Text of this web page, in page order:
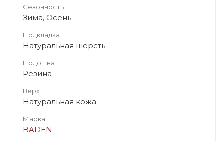
Сезонность
Зима, Осень
Подкладка
Натуральная шерсть
Подошва
Резина
Верх
Натуральная кожа
Марка
BADEN